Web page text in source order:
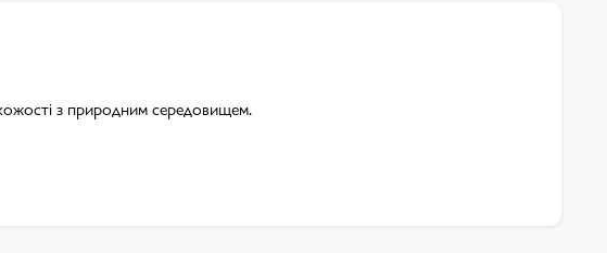
з природним середовищем.